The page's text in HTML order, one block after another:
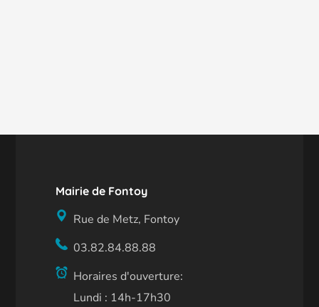
Mairie de Fontoy
Rue de Metz, Fontoy
03.82.84.88.88
Horaires d'ouverture:
Lundi : 14h-17h30